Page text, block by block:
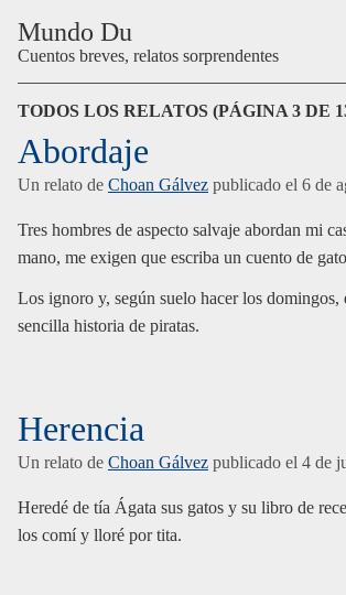
Mundo Du
Cuentos breves, relatos sorprendentes
TODOS LOS RELATOS (PÁGINA 3 DE
Abordaje
Un relato de Choan Gálvez publicado el 6 de
Tres hombres de aspecto salvaje abordan mi
mano, me exigen que escriba un cuento de
Los ignoro y, según suelo hacer los domingos,
sencilla historia de piratas.
Herencia
Un relato de Choan Gálvez publicado el 4 de
Heredé de tía Ágata sus gatos y su libro de
los comí y lloré por tita.